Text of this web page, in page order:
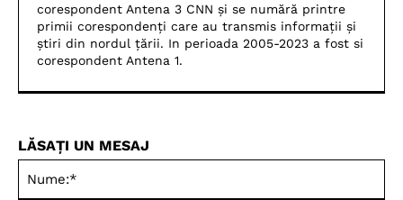
corespondent Antena 3 CNN și se numără printre
primii corespondenți care au transmis informații și
știri din nordul țării. In perioada 2005-2023 a fost si
corespondent Antena 1.
LĂSAȚI UN MESAJ